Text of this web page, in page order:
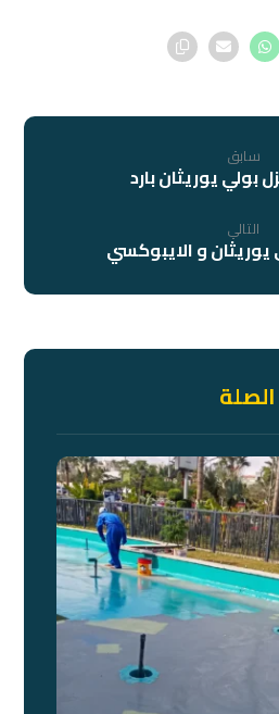
سابق
بولي يوريثان بارد
التالي
يوريثان و الايبوكسي